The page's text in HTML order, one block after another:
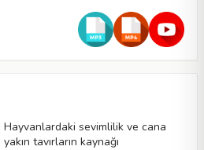
Hayvanlardaki sevimlilik ve cana
yakın tavırların kaynağı